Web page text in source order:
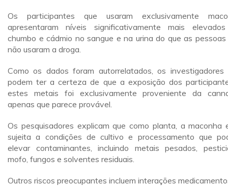
Os participantes que usaram exclusivamente
apresentaram níveis significativamente mais
chumbo e cádmio no sangue e na urina do que as pessoas
não usaram a droga.
Como os dados foram autorrelatados, os investigadores
podem ter a certeza de que a exposição dos
estes metais foi exclusivamente proveniente da
apenas que parece provável.
Os pesquisadores explicam que como planta, a maconha
sujeita a condições de cultivo e processamento que
elevar contaminantes, incluindo metais pesados,
mofo, fungos e solventes residuais.
Outros riscos preocupantes incluem interações